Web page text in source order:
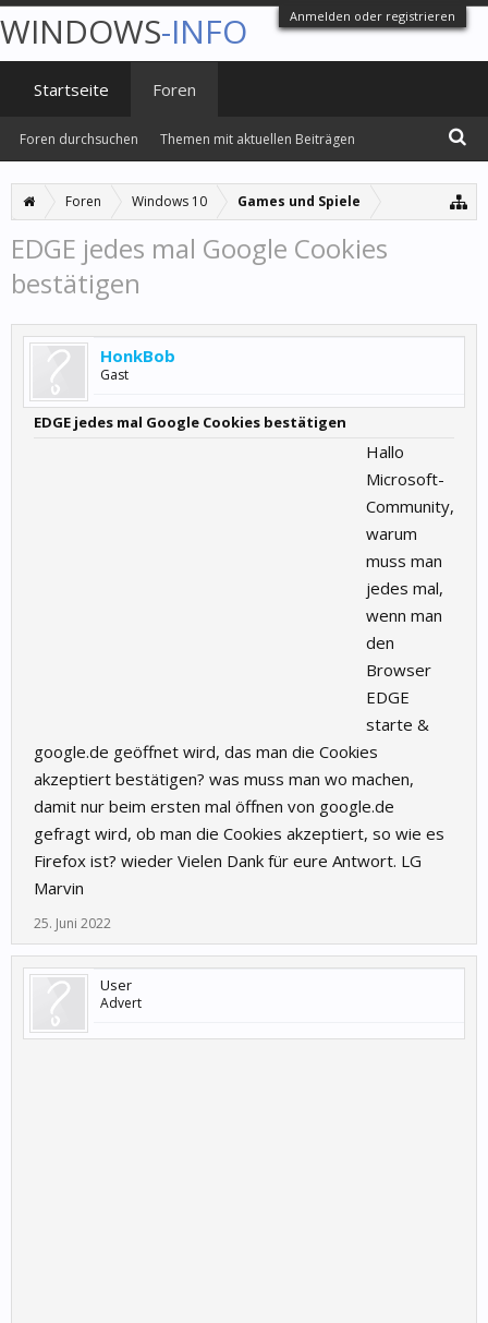
Anmelden oder registrieren
Foren Windows 10 Games und Spiele
EDGE jedes mal Google Cookies
bestätigen
HonkBob
Gast
EDGE jedes mal Google Cookies bestätigen
Hallo
Microsoft-
Community,
warum
muss man
jedes mal,
wenn man
den
Browser
EDGE
starte &
google.de geöffnet wird, das man die Cookies
akzeptiert bestätigen? was muss man wo machen,
damit nur beim ersten mal öffnen von google.de
gefragt wird, ob man die Cookies akzeptiert, so wie es
Firefox ist? wieder Vielen Dank für eure Antwort. LG
Marvin
25. Juni 2022
User
Advert
WINDOWS-INFO
Startseite Foren
Foren durchsuchen Themen mit aktuellen Beiträgen